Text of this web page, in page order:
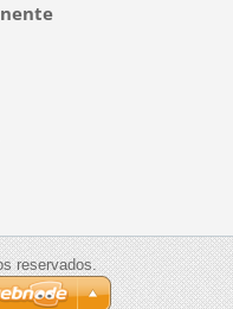
reservados.